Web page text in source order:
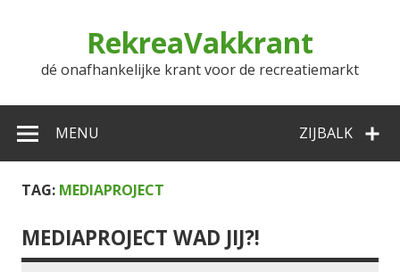
RekreaVakkrant
dé onafhankelijke krant voor de recreatiemarkt
ZIJBALK
MENU
TAG: MEDIAPROJECT
MEDIAPROJECT WAD JIJ?!